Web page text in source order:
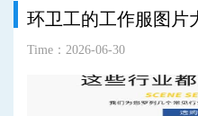
环卫工的工作服图片
Time：2026-06-30